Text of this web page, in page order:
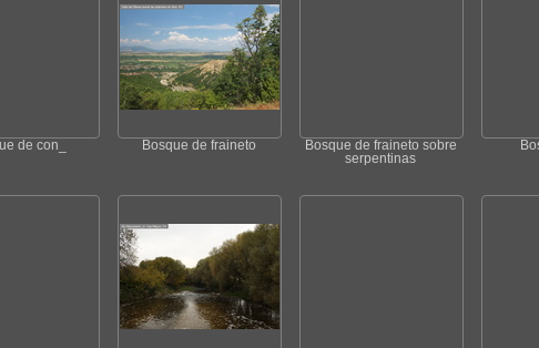
de con_ Bosque de fraineto
Bosque de fraineto sobre
serpentinas